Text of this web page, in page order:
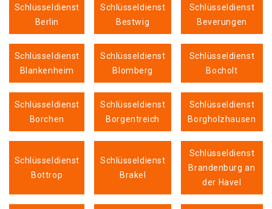
Schlüsseldienst
Berlin
Schlüsseldienst
Bestwig
Schlüsseldienst
Beverungen
Schlüsseldienst
Blankenheim
Schlüsseldienst
Blomberg
Schlüsseldienst
Bocholt
Schlüsseldienst
Borchen
Schlüsseldienst
Borgentreich
Schlüsseldienst
Borgholzhausen
Schlüsseldienst
Bottrop
Schlüsseldienst
Brakel
Schlüsseldienst
Brandenburg an
der Havel